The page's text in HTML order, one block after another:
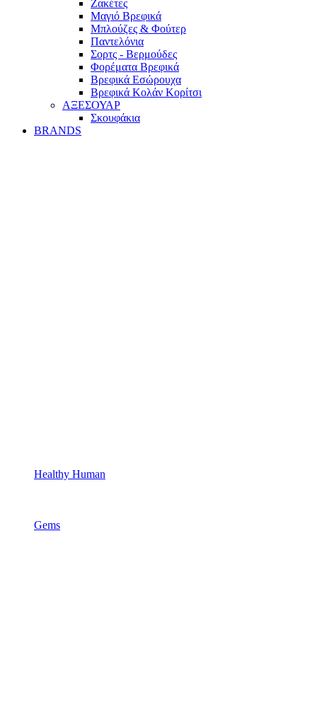
Ζακέτες
Μαγιό Βρεφικά
Mπλούζες & Φούτερ
Παντελόνια
Σορτς - Βερμούδες
Φορέματα Βρεφικά
Βρεφικά Εσώρουχα
Βρεφικά Κολάν Κορίτσι
ΑΞΕΣΟΥΑΡ
Σκουφάκια
BRANDS
Healthy Human
Gems